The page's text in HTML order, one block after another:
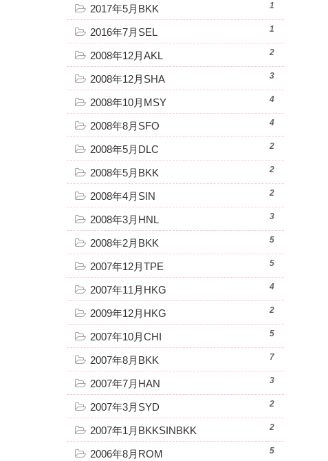
2017年5月BKK 1
2016年7月SEL 1
2008年12月AKL 2
2008年12月SHA 3
2008年10月MSY 4
2008年8月SFO 4
2008年5月DLC 2
2008年5月BKK 2
2008年4月SIN 2
2008年3月HNL 3
2008年2月BKK 5
2007年12月TPE 5
2007年11月HKG 4
2009年12月HKG 2
2007年10月CHI 5
2007年8月BKK 7
2007年7月HAN 3
2007年3月SYD 2
2007年1月BKKSINBKK 2
2006年8月ROM 5